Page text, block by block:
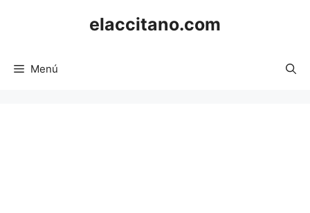
elaccitano.com
Menú